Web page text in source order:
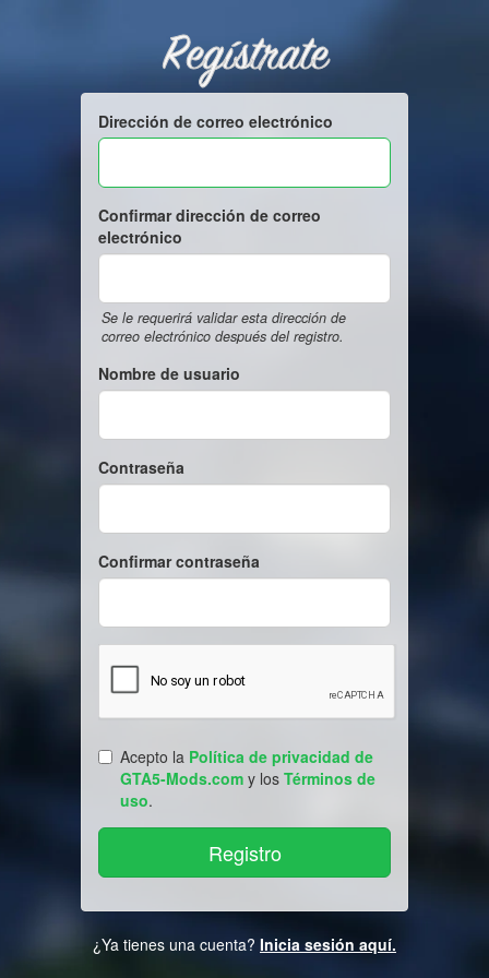
Regístrate
Dirección de correo electrónico
Confirmar dirección de correo
electrónico
Se le requerirá validar esta dirección de
correo electrónico después del registro.
Nombre de usuario
Contraseña
Confirmar contraseña
Acepto la Política de privacidad de
GTA5-Mods.com y los Términos de
uso.
¿Ya tienes una cuenta? Inicia sesión aquí.